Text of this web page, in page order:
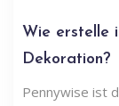
Wie erstelle
Dekoration?
Pennywise ist